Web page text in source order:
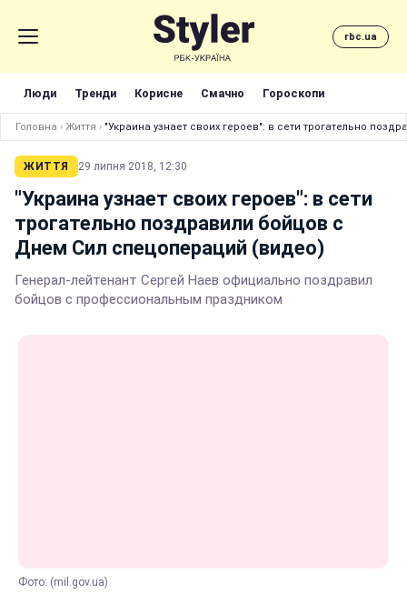
rbc.ua
Люди Тренди Корисне Смачно Гороскопи
Головна › Життя › "Украина узнает своих героев": в сети трогательно
ЖИТТЯ 29 липня 2018, 12:30
"Украина узнает своих героев": в сети
трогательно поздравили бойцов с
Днем Сил спецопераций (видео)
Генерал-лейтенант Сергей Наев официально поздравил
бойцов с профессиональным праздником
Фото: (mil.gov.ua)